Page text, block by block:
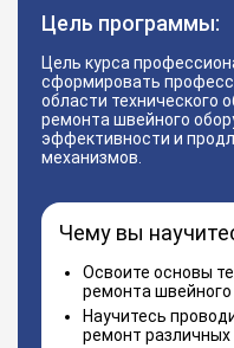
Цель программы:
Цель курса
сформировать
области технического
ремонта швейного
эффективности и
механизмов.
Чему вы
Освоите основы
ремонта
Научитесь
ремонт